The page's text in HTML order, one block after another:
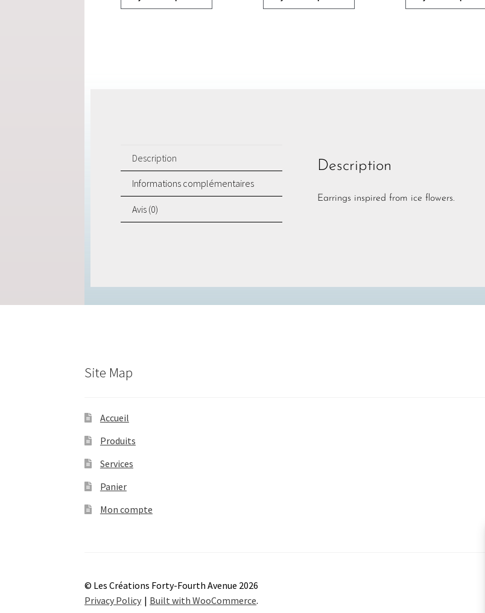
Description
Informations complémentaires
Avis (0)
Description
Earrings inspired from ice flowers.
Site Map
Accueil
Produits
Services
Panier
Mon compte
© Les Créations Forty-Fourth Avenue 2026
Privacy Policy
Built with WooCommerce.